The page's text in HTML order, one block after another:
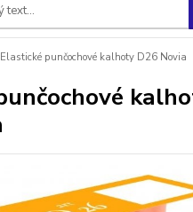
Elastické punčochové kalhoty D26 Novia